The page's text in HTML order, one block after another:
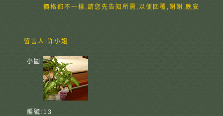
價格都不一樣,請您先告知所需,以便回覆,謝謝,晚安
留言人:許小姐
小圖:
編號: 13